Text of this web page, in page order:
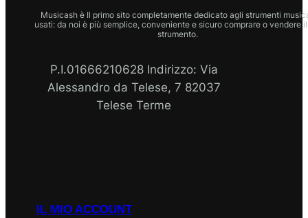
Musicash è Il primo sito completamente dedicato agli strumenti
usati: da noi è più semplice, conveniente e sicuro comprare o vendere
strumento.
P.I.01666210628 Indirizzo: Via
Alessandro da Telese, 7 82037
Telese Terme
IL MIO ACCOUNT